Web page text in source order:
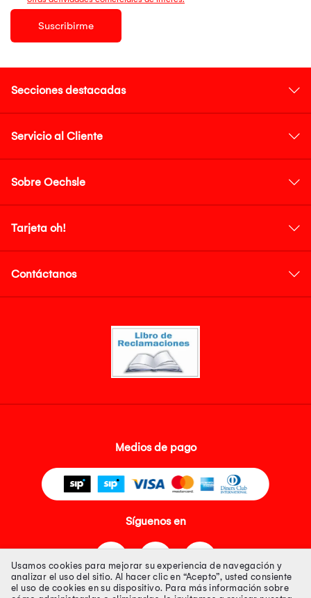
Suscribirme
Secciones destacadas
Servicio al Cliente
Sobre Oechsle
Tarjeta oh!
Contáctanos
Medios de pago
Síguenos en
Usamos cookies para mejorar su experiencia de navegación y
analizar el uso del sitio. Al hacer clic en “Acepto”, usted consiente
el uso de cookies en su dispositivo. Para más información sobre